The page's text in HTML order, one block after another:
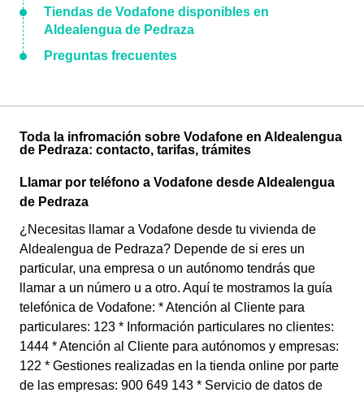
Tiendas de Vodafone disponibles en
Aldealengua de Pedraza
Preguntas frecuentes
Toda la infromación sobre Vodafone en Aldealengua
de Pedraza: contacto, tarifas, trámites
Llamar por teléfono a Vodafone desde Aldealengua
de Pedraza
¿Necesitas llamar a Vodafone desde tu vivienda de
Aldealengua de Pedraza? Depende de si eres un
particular, una empresa o un autónomo tendrás que
llamar a un número u a otro. Aquí te mostramos la guía
telefónica de Vodafone: * Atención al Cliente para
particulares: 123 * Información particulares no clientes:
1444 * Atención al Cliente para autónomos y empresas:
122 * Gestiones realizadas en la tienda online por parte
de las empresas: 900 649 143 * Servicio de datos de